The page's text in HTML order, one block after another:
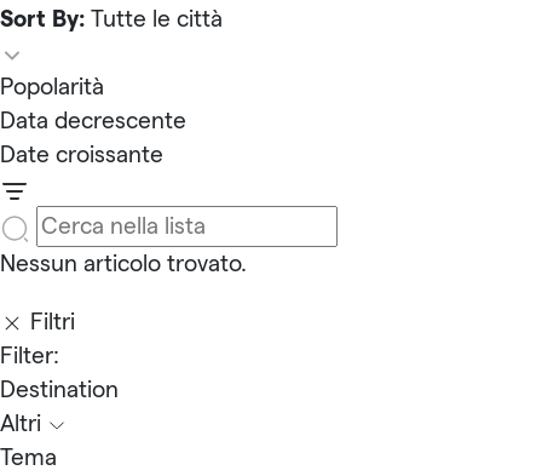
Sort By: Tutte le città
Popolarità
Data decrescente
Date croissante
Nessun articolo trovato.
Filtri
Filter:
Destination
Altri
Tema